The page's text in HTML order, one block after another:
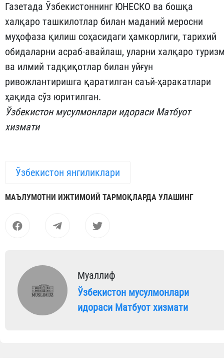
Газетада Ўзбекистоннинг ЮНЕСКО ва бошқа
халқаро ташкилотлар билан маданий меросни
муҳофаза қилиш соҳасидаги ҳамкорлиги, тарихий
обидаларни асраб-авайлаш, уларни халқаро
ва илмий тадқиқотлар билан уйғун
ривожлантиришга қаратилган саъй-ҳаракатлари
ҳақида сўз юритилган.
Ўзбекистон мусулмонлари идораси Матбуот
хизмати
Ўзбекистон янгиликлари
МАЪЛУМОТНИ ИЖТИМОИЙ ТАРМОҚЛАРДА УЛАШИНГ
Муаллиф
Ўзбекистон мусулмонлари
идораси Матбуот хизмати